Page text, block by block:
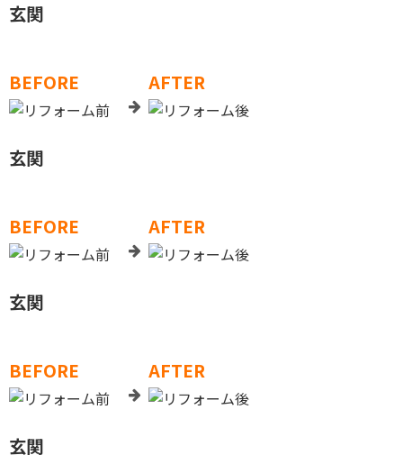
玄関
BEFORE AFTER
玄関
BEFORE AFTER
玄関
BEFORE AFTER
玄関